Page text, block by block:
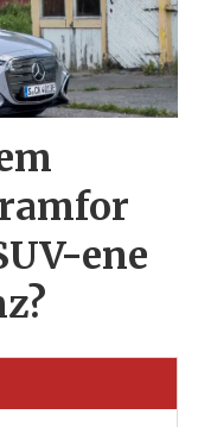
ene